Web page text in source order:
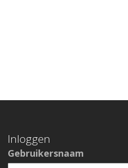
Inloggen
Gebruikersnaam